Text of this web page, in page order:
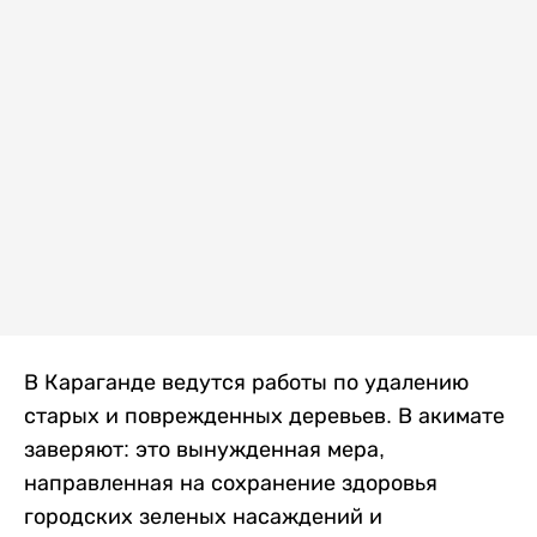
В Караганде ведутся работы по удалению
старых и поврежденных деревьев. В акимате
заверяют: это вынужденная мера,
направленная на сохранение здоровья
городских зеленых насаждений и